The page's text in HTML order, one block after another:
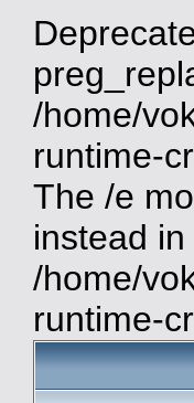
/home/
runtime-
The /e
instead in
/home/
runtime-